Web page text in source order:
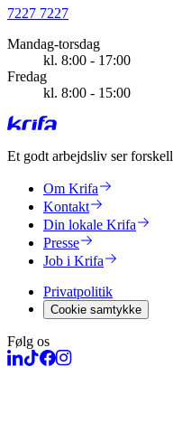
7227 7227
Mandag-torsdag
kl. 8:00 - 17:00
Fredag
kl. 8:00 - 15:00
Et godt arbejdsliv ser
Om Krifa
Kontakt
Din lokale Krifa
Presse
Job i Krifa
Privatpolitik
Cookie samtykke
Følg os